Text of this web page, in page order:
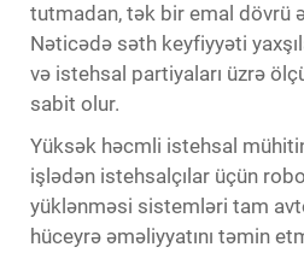
tutmadan, tək bir emal dövrü
Nəticədə səth keyfiyyəti
və istehsal partiyaları üzrə
sabit olur.
Yüksək həcmli istehsal
işlədən istehsalçılar üçün
yüklənməsi sistemləri tam
hüceyrə əməliyyatını təmin